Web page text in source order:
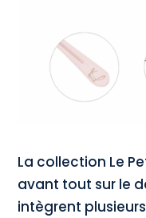
La collection Le
avant tout sur le
intègrent